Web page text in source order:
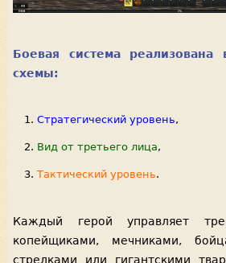
Боевая система
схемы:
Стратегический уровень,
Вид от третьего лица,
Тактический уровень.
Каждый герой управляет
копейщиками, мечниками,
стрелками или гигантскими